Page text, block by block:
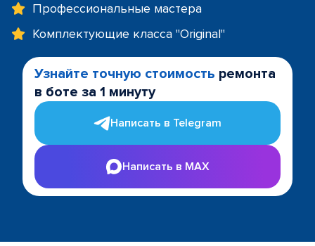
Профессиональные мастера
Комплектующие класса "Original"
Узнайте точную стоимость ремонта
в боте за 1 минуту
Написать в Telegram
Написать в MAX